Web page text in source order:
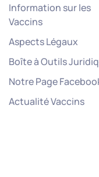
Information sur les
Vaccins
Aspects Légaux
Boîte à Outils
Notre Page
Actualité Vaccins